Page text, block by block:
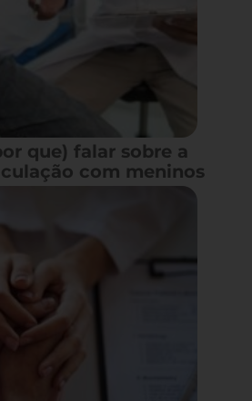
que) falar sobre a
com meninos